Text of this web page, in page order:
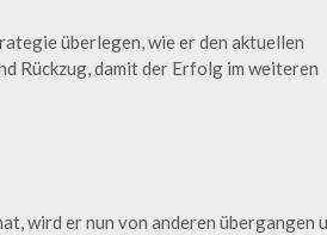
überlegen, wie er den aktuellen
Rückzug, damit der Erfolg im weiteren
wird er nun von anderen übergangen